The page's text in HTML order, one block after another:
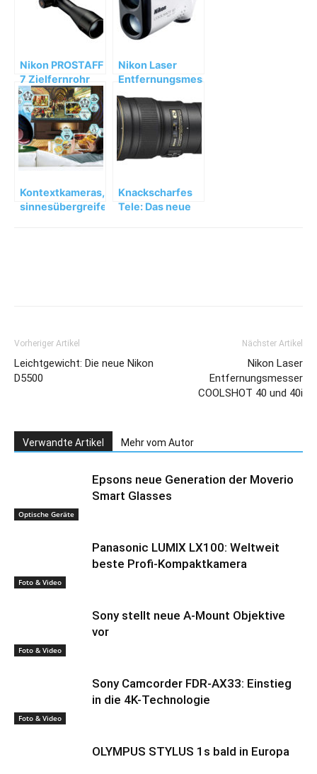
Nikon PROSTAFF
7 Zielfernrohr
Nikon Laser
Entfernungsmesser
COOLSHOT 40
und 40i
Kontextkameras,
sinnesübergreifende
Knackscharfes
Tele: Das neue
Vorheriger Artikel
Leichtgewicht: Die neue Nikon
D5500
Nächster Artikel
Nikon Laser
Entfernungsmesser
COOLSHOT 40 und 40i
Verwandte Artikel Mehr vom Autor
Optische Geräte
Epsons neue Generation der Moverio
Smart Glasses
Foto & Video
Panasonic LUMIX LX100: Weltweit
beste Profi-Kompaktkamera
Foto & Video
Sony stellt neue A-Mount Objektive
vor
Foto & Video
Sony Camcorder FDR-AX33: Einstieg
in die 4K-Technologie
OLYMPUS STYLUS 1s bald in Europa